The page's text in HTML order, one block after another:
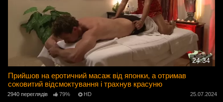
24:34
Прийшов на еротичний масаж від японки, а отримав
соковитий відсмоктування і трахнув красуню
2940 переглядів 79% HD 25.07.2024